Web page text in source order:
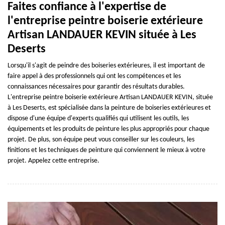
Faites confiance à l'expertise de
l'entreprise peintre boiserie extérieure
Artisan LANDAUER KEVIN située à Les
Deserts
Lorsqu'il s'agit de peindre des boiseries extérieures, il est important de
faire appel à des professionnels qui ont les compétences et les
connaissances nécessaires pour garantir des résultats durables.
L'entreprise peintre boiserie extérieure Artisan LANDAUER KEVIN, située
à Les Deserts, est spécialisée dans la peinture de boiseries extérieures et
dispose d'une équipe d'experts qualifiés qui utilisent les outils, les
équipements et les produits de peinture les plus appropriés pour chaque
projet. De plus, son équipe peut vous conseiller sur les couleurs, les
finitions et les techniques de peinture qui conviennent le mieux à votre
projet. Appelez cette entreprise.